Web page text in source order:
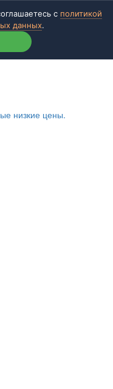
с политикой
данных.
низкие цены.